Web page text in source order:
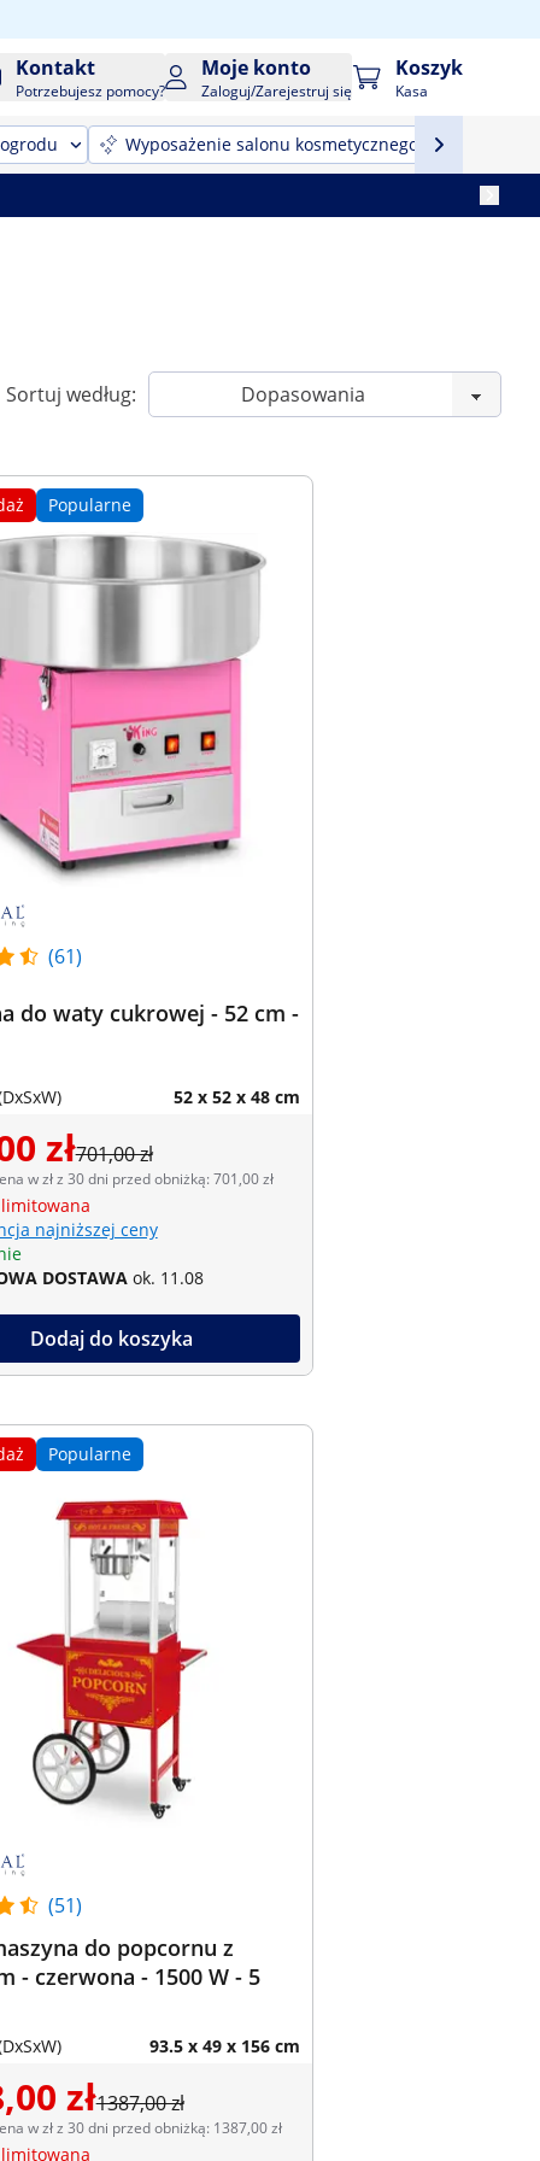
Kontakt
Potrzebujesz pomocy?
Moje konto
Zaloguj/Zarejestruj się
Koszyk
Kasa
Wyposażenie salonu kosmetycznego
Sortuj według:
Popularne
(61)
do waty cukrowej - 52 cm -
52 x 52 x 48 cm
zł701,00 zł
w zł z 30 dni przed obniżką: 701,00 zł
najniższej ceny
DOSTAWA ok. 11.08
Dodaj do koszyka
Popularne
(51)
do popcornu z
- czerwona - 1500 W - 5
93.5 x 49 x 156 cm
zł1387,00 zł
w zł z 30 dni przed obniżką: 1387,00 zł